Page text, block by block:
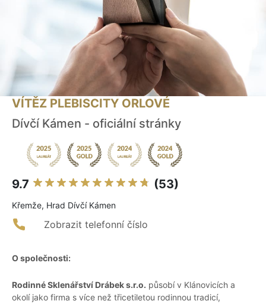
VÍTĚZ PLEBISCITY ORLOVÉ
Dívčí Kámen - oficiální stránky
9.7 (53)
Křemže, Hrad Dívčí Kámen
Zobrazit telefonní číslo
O společnosti:
Rodinné Sklenářství Drábek s.r.o. působí v Klánovicích a
okolí jako firma s více než třicetiletou rodinnou tradicí,